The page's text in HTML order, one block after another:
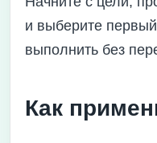
и выберите
выполнить без
Как